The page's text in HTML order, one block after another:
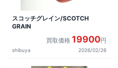
スコッチグレイン/SCOTCH
GRAIN
買取価格 19900円
shibuya 2026/02/26